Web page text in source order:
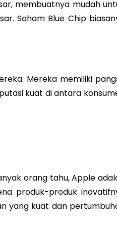
membuatnya mudah
Saham Blue Chip
Mereka memiliki
kuat di antara
orang tahu, Apple
produk-produk
yang kuat dan